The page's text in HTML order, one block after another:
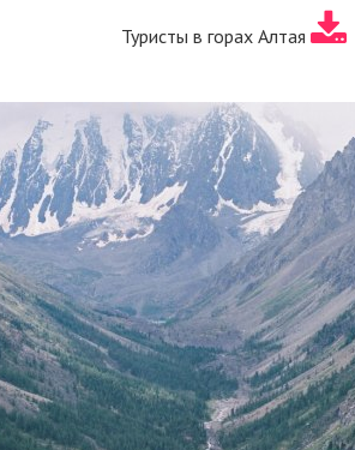
Туристы в горах Алтая